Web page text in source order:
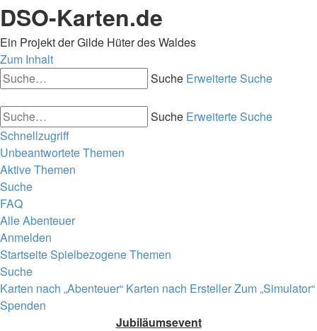
DSO-Karten.de
Ein Projekt der Gilde Hüter des Waldes
Zum Inhalt
Suche Erweiterte Suche
Suche Erweiterte Suche
Schnellzugriff
Unbeantwortete Themen
Aktive Themen
Suche
FAQ
Alle Abenteuer
Anmelden
StartseiteSpielbezogene Themen
Suche
Karten nach „Abenteuer“ Karten nach ErstellerZum „Simulator“
Spenden
Jubiläumsevent